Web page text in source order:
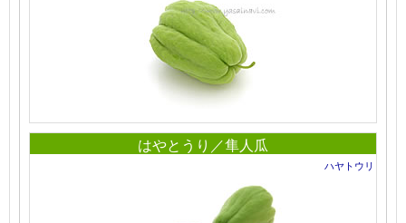
はやとうり／隼人瓜
ハヤトウリ